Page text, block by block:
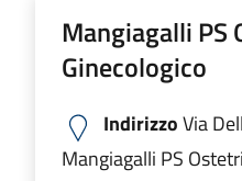
Mangiagalli PS
Ginecologico
IndirizzoVia
Mangiagalli PS